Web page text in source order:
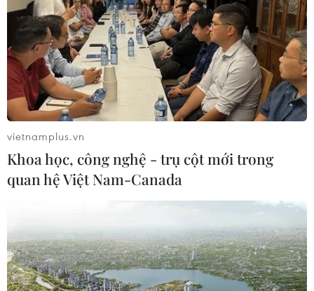
Theo dõi VietnamPlus
TIN LIÊN QUAN
vietnamplus.vn
Khoa học, công nghệ - trụ cột mới trong
quan hệ Việt Nam-Canada